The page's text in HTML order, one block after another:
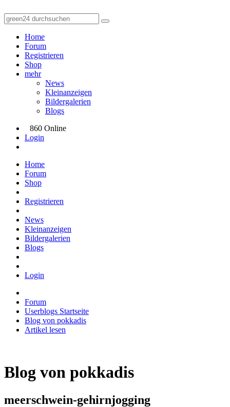
Home
Forum
Registrieren
Shop
mehr
News
Kleinanzeigen
Bildergalerien
Blogs
860 Online
Login
Home
Forum
Shop
Registrieren
News
Kleinanzeigen
Bildergalerien
Blogs
Login
Forum
Userblogs Startseite
Blog von pokkadis
Artikel lesen
Blog von pokkadis
meerschwein-gehirnjogging